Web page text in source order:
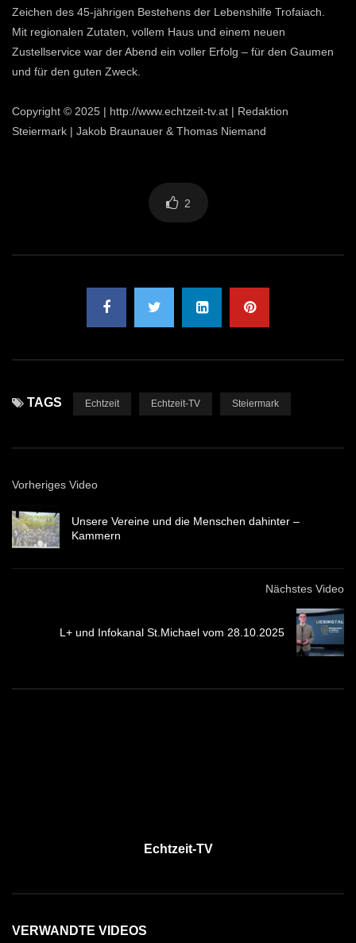
Zeichen des 45-jährigen Bestehens der Lebenshilfe Trofaiach.
Mit regionalen Zutaten, vollem Haus und einem neuen
Zustellservice war der Abend ein voller Erfolg – für den Gaumen
und für den guten Zweck.
Copyright © 2025 | http://www.echtzeit-tv.at | Redaktion
Steiermark | Jakob Braunauer & Thomas Niemand
2
TAGS Echtzeit Echtzeit-TV Steiermark
Vorheriges Video
Unsere Vereine und die Menschen dahinter –
Kammern
Nächstes Video
L+ und Infokanal St.Michael vom 28.10.2025
Echtzeit-TV
VERWANDTE VIDEOS